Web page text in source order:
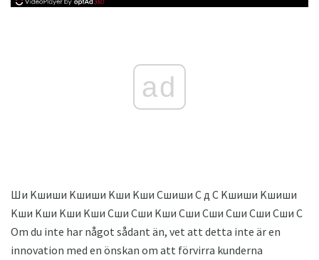
ad
Ши Kшиши Kшиши Kши Kши Cшиши C д C Kшиши Kшиши
Kши Kши Kши Kши Cши Cши Kши Cши Cши Cши Cши Cши C
Om du inte har något sådant än, vet att detta inte är en
innovation med en önskan om att förvirra kunderna